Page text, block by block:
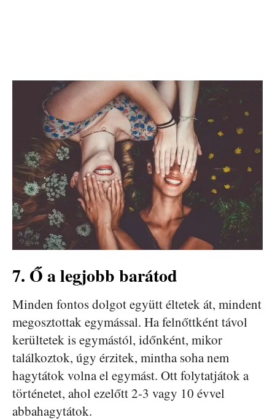
7. Ő a legjobb barátod
Minden fontos dolgot együtt éltetek át, mindent
megosztottak egymással. Ha felnőttként távol
kerültetek is egymástól, időnként, mikor
találkoztok, úgy érzitek, mintha soha nem
hagytátok volna el egymást. Ott folytatjátok a
történetet, ahol ezelőtt 2-3 vagy 10 évvel
abbahagytátok.